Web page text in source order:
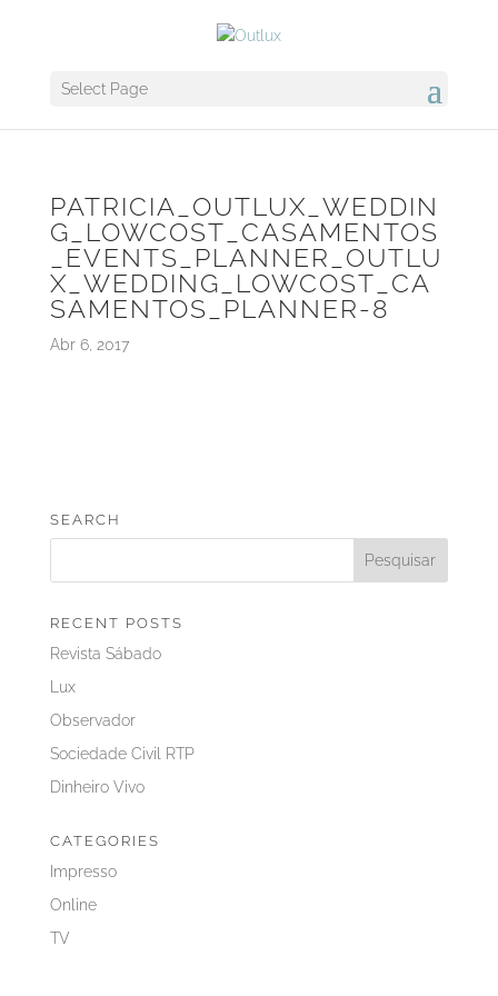
Select Page
PATRICIA_OUTLUX_WEDDIN
G_LOWCOST_CASAMENTOS
_EVENTS_PLANNER_OUTLU
X_WEDDING_LOWCOST_CA
SAMENTOS_PLANNER-8
Abr 6, 2017
SEARCH
RECENT POSTS
Revista Sábado
Lux
Observador
Sociedade Civil RTP
Dinheiro Vivo
CATEGORIES
Impresso
Online
TV